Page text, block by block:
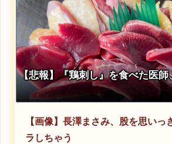
【悲報】『鶏刺し』を食べた医師
【画像】長澤まさみ、股を思いっ
ラしちゃう